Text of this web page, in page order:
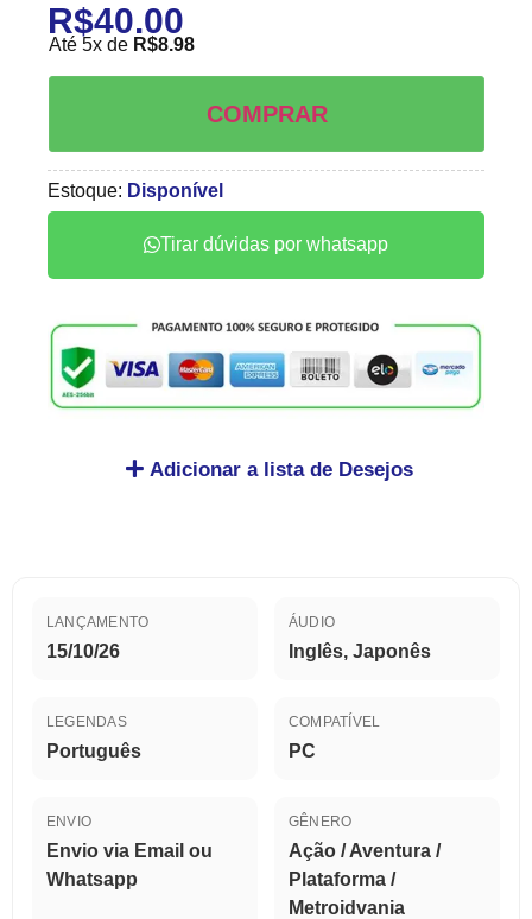
R$40.00
Até 5x de R$8.98
COMPRAR
Estoque: Disponível
Tirar dúvidas por whatsapp
Adicionar a lista de Desejos
LANÇAMENTO
15/10/26
ÁUDIO
Inglês, Japonês
LEGENDAS
Português
COMPATÍVEL
PC
ENVIO
Envio via Email ou
Whatsapp
GÊNERO
Ação / Aventura /
Plataforma /
Metroidvania